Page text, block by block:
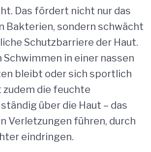
Das fördert nicht nur das
Bakterien, sondern schwächt
Schutzbarriere der Haut.
Schwimmen in einer nassen
bleibt oder sich sportlich
die feuchte
über die Haut – das
Verletzungen führen, durch
eindringen.